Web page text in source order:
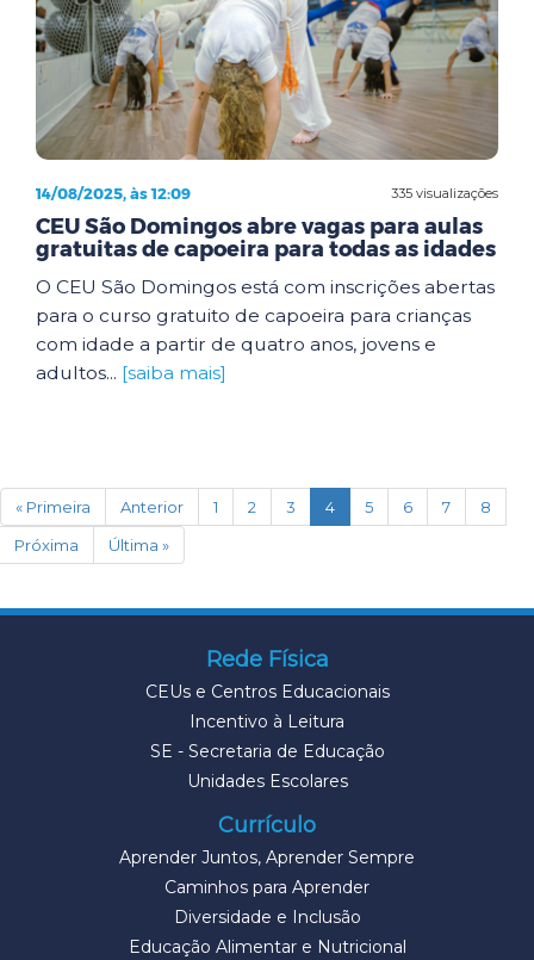
335 visualizações
14/08/2025, às 12:09
CEU São Domingos abre vagas para aulas
gratuitas de capoeira para todas as idades
O CEU São Domingos está com inscrições abertas
para o curso gratuito de capoeira para crianças
com idade a partir de quatro anos, jovens e
adultos... [saiba mais]
« Primeira Anterior 1 2 3 4(current)
5 6 7
8
Próxima
Última »
Rede Física
CEUs e Centros Educacionais
Incentivo à Leitura
SE - Secretaria de Educação
Unidades Escolares
Currículo
Aprender Juntos, Aprender Sempre
Caminhos para Aprender
Diversidade e Inclusão
Educação Alimentar e Nutricional